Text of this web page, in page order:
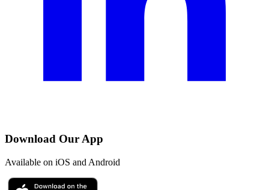
Download Our App
Available on iOS and Android